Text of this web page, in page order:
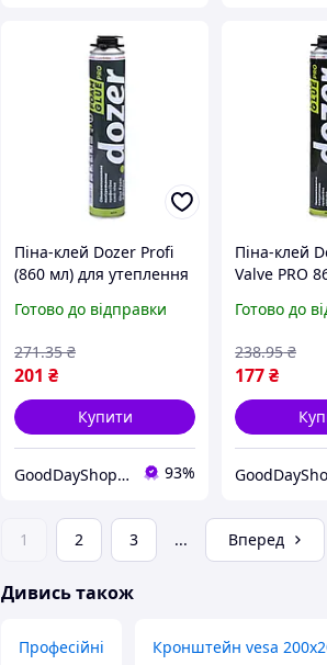
Піна-клей Dozer Profi
(860 мл) для утеплення
фіксація та висока
Готово до відправки
201 ₴
271.35 ₴
Купити
GoodDayShop - Онлайн магазин різноманітних товарів 93%
Піна-клей
Valve PRO
утеплення
Готово до
177₴
238.95 ₴
1 2 3 ... Вперед
Дивись також
Професійні Кронштейн vesa